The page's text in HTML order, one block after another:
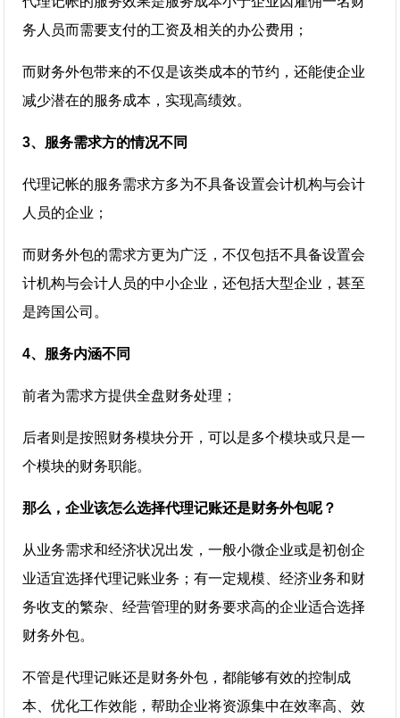
务人员而需要支付的工资及相关的办公费用；
而财务外包带来的不仅是该类成本的节约，还能使企业
减少潜在的服务成本，实现高绩效。
3、服务需求方的情况不同
代理记帐的服务需求方多为不具备设置会计机构与会计
人员的企业；
而财务外包的需求方更为广泛，不仅包括不具备设置会
计机构与会计人员的中小企业，还包括大型企业，甚至
是跨国公司。
4、服务内涵不同
前者为需求方提供全盘财务处理；
后者则是按照财务模块分开，可以是多个模块或只是一
个模块的财务职能。
那么，企业该怎么选择代理记账还是财务外包呢？
从业务需求和经济状况出发，一般小微企业或是初创企
业适宜选择代理记账业务；有一定规模、经济业务和财
务收支的繁杂、经营管理的财务要求高的企业适合选择
财务外包。
不管是代理记账还是财务外包，都能够有效的控制成
本、优化工作效能，帮助企业将资源集中在效率高、效